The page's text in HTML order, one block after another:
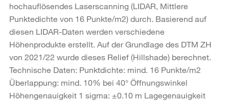
hochauflösendes Laserscanning (LIDAR, Mittlere
Punktedichte von 16 Punkte/m2) durch. Basierend auf
diesen LIDAR-Daten werden verschiedene
Höhenprodukte erstellt. Auf der Grundlage des DTM ZH
von 2021/22 wurde dieses Relief (Hillshade) berechnet.
Technische Daten: Punktdichte: mind. 16 Punkte/m2
Überlappung: mind. 10% bei 40° Öffnungswinkel
Höhengenauigkeit 1 sigma: ±0.10 m Lagegenauigkeit